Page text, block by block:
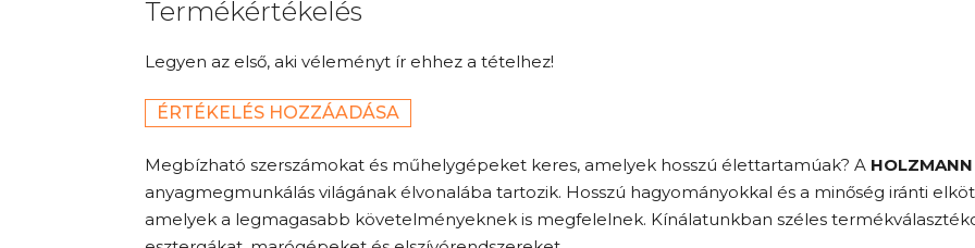
Termékértékelés
Legyen az első, aki véleményt ír ehhez a tételhez!
ÉRTÉKELÉS HOZZÁADÁSA
Megbízható szerszámokat és műhelygépeket keres, amelyek hosszú élettartamúak? A HOLZMANN
anyagmegmunkálás világának élvonalába tartozik. Hosszú hagyományokkal és a minőség iránti
amelyek a legmagasabb követelményeknek is megfelelnek. Kínálatunkban széles